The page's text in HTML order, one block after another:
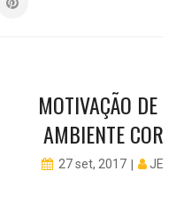
MOTIVAÇÃO DE
AMBIENTE
27 set, 2017